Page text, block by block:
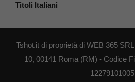
Titoli Italiani
Tshot.it di proprietà di WEB 365
10, 00141 Roma (RM) - Codice
12279101005